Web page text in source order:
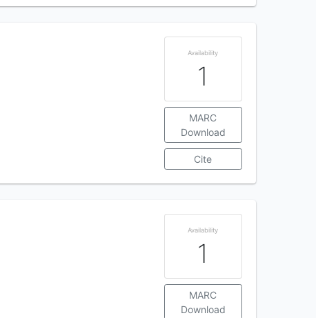
Availability
1
MARC
Download
Cite
Availability
1
MARC
Download